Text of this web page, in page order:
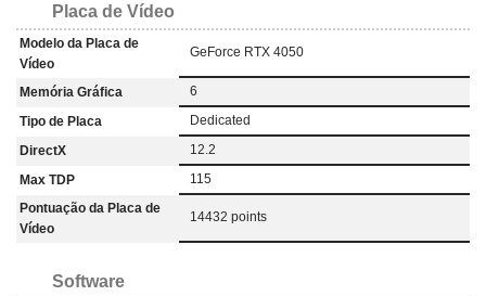
Placa de Vídeo
Modelo da Placa de
Vídeo
GeForce RTX 4050
Memória Gráfica
6
Tipo de Placa
‎Dedicated
DirectX
12.2
Max TDP
115
Pontuação da Placa de
Vídeo
14432 points
Software